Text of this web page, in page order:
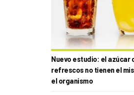
Nuevo estudio: el azúcar
refrescos no tienen el
el organismo